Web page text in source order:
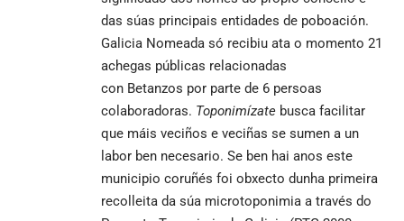
das súas principais entidades de poboación.
Galicia Nomeada só recibiu ata o momento 21
achegas públicas relacionadas
con Betanzos por parte de 6 persoas
colaboradoras. Toponimízate busca facilitar
que máis veciños e veciñas se sumen a un
labor ben necesario. Se ben hai anos este
municipio coruñés foi obxecto dunha primeira
recolleita da súa microtoponimia a través do